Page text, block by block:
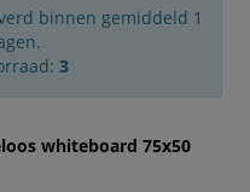
binnen gemiddeld 1
3
whiteboard 75x50